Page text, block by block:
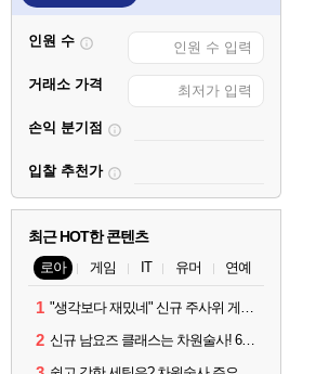
인원 수
거래소 가격
손익 분기점
입찰 추천가
최근 HOT한 콘텐츠
로아 게임 IT 유머 연예
1 "생각보다 재밌네" 신규 주사위 게임 티카투카 호평
2 신규 남요즈 클래스는 차원술사! 6월 20일 로아온 썸머 정리